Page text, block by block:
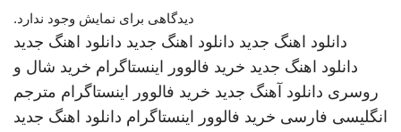
دیدگاهی برای نمایش وجود ندارد.
دانلود اهنگ جدید دانلود اهنگ جدید دانلود اهنگ جدید
دانلود اهنگ جدید خرید فالوور اینستاگرام خرید شال و
روسری دانلود آهنگ جدید خرید فالوور اینستاگرام مترجم
انگلیسی فارسی خرید فالوور اینستاگرام دانلود اهنگ جدید